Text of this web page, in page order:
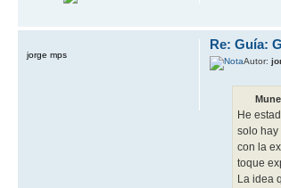
Re: Guía:
Autor:
He
solo hay
con la
toque
La idea
jorge mps